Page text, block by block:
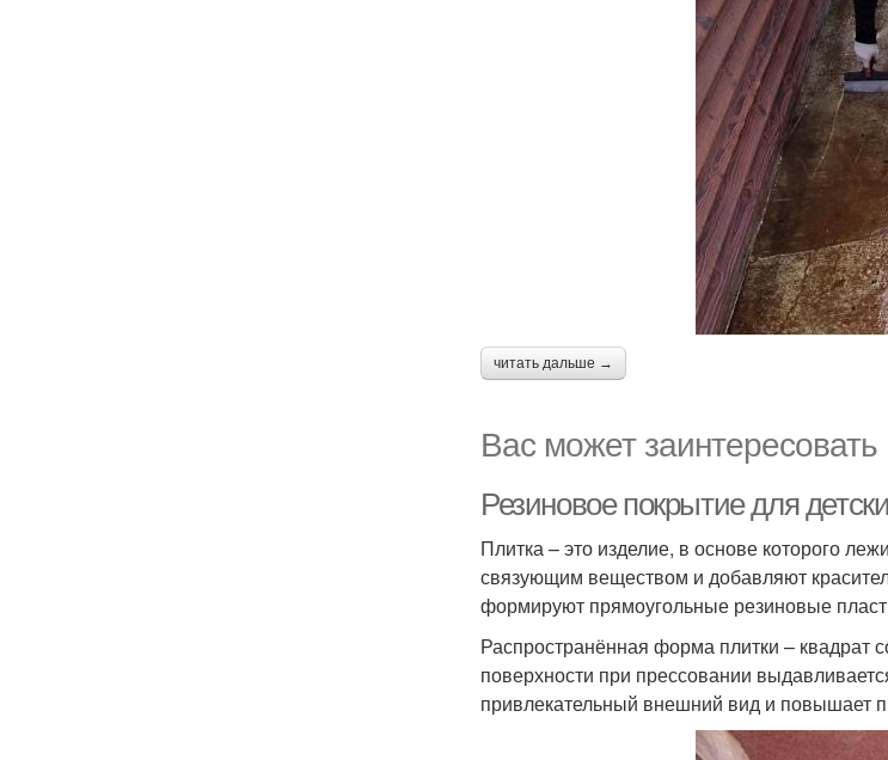
читать дальше →
Вас может заинтересовать
Резиновое покрытие для
Плитка – это изделие, в основе которого
связующим веществом и добавляют
формируют прямоугольные резиновые
Распространённая форма плитки – квадрат
поверхности при прессовании
привлекательный внешний вид и повышает